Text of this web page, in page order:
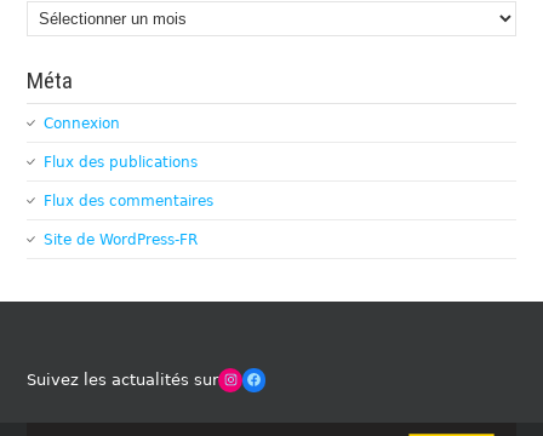
Archives
Méta
Connexion
Flux des publications
Flux des commentaires
Site de WordPress-FR
Suivez les actualités surWinches Club OfficielFacebook